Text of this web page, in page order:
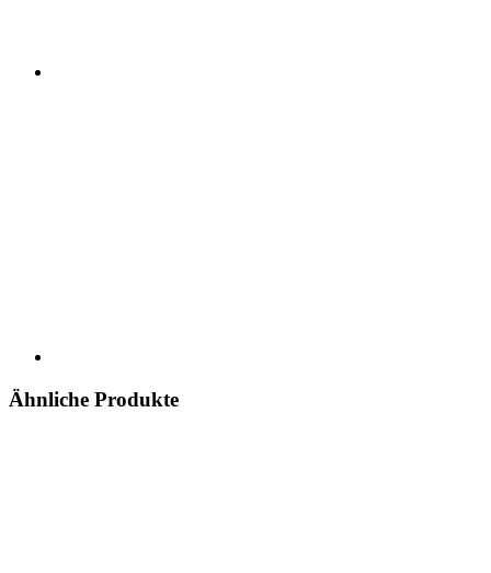
Ähnliche Produkte